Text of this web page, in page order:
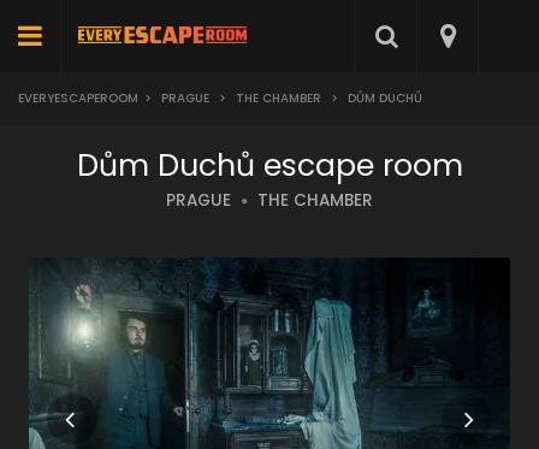
EVERYESCAPEROOM > PRAGUE > THE CHAMBER > DŮM DUCHŮ
Dům Duchů escape room
PRAGUE THE CHAMBER